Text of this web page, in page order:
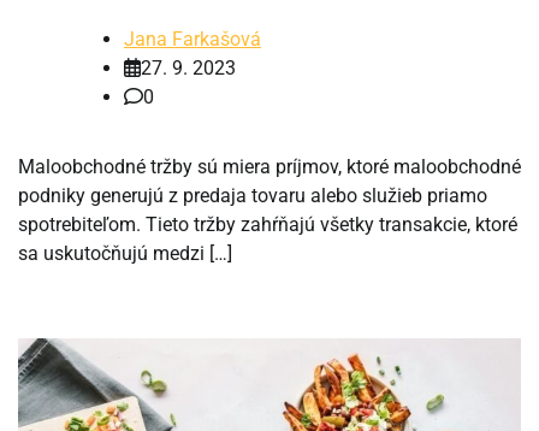
Jana Farkašová
27. 9. 2023
0
Maloobchodné tržby sú miera príjmov, ktoré maloobchodné
podniky generujú z predaja tovaru alebo služieb priamo
spotrebiteľom. Tieto tržby zahŕňajú všetky transakcie, ktoré
sa uskutočňujú medzi […]